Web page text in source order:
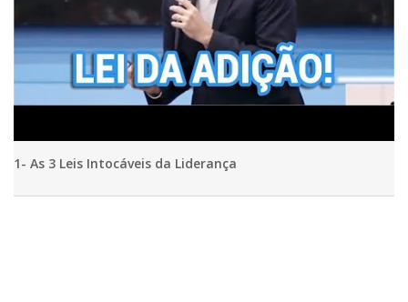
1- As 3 Leis Intocáveis da Liderança